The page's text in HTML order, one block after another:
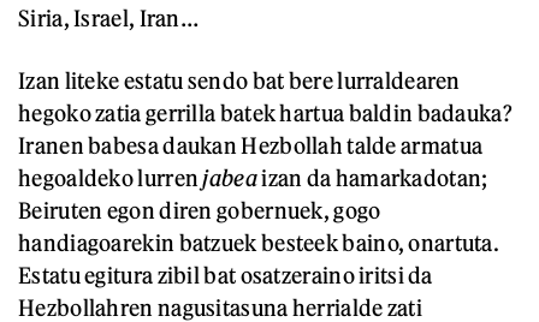
Siria, Israel, Iran…
Izan liteke estatu sendo bat bere lurraldearen
hegoko zatia gerrilla batek hartua baldin badauka?
Iranen babesa daukan Hezbollah talde armatua
hegoaldeko lurrenjabeaizan da hamarkadotan;
Beiruten egon diren gobernuek, gogo
handiagoarekin batzuek besteek baino, onartuta.
Estatu egitura zibil bat osatzeraino iritsi da
Hezbollahren nagusitasuna herrialde zati